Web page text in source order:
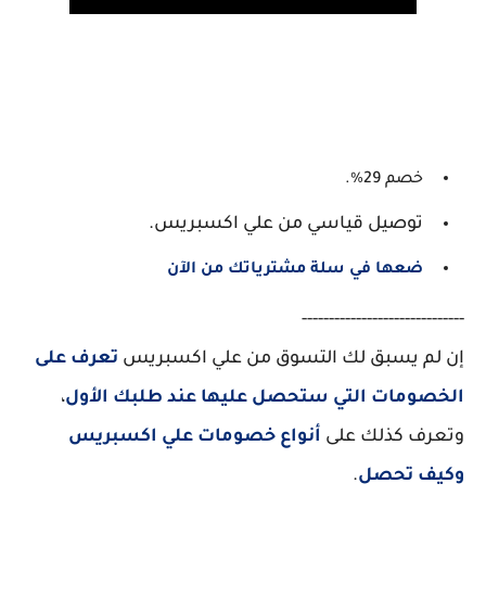
خصم 29%.
توصيل قياسي من علي اكسبريس.
ضعها في سلة مشترياتك من الآن
------------------------------
إن لم يسبق لك التسوق من علي اكسبريس تعرف على
الخصومات التي ستحصل عليها عند طلبك الأول،
وتعرف كذلك على أنواع خصومات علي اكسبريس
وكيف تحصل.